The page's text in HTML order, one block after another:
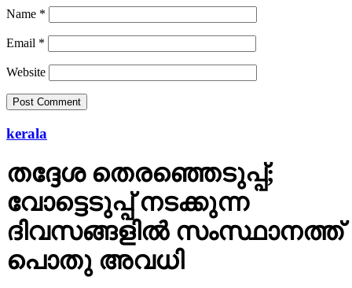
Name *
Email *
Website
kerala
തദ്ദേശ തെരഞ്ഞെടുപ്പ്;
വോട്ടെടുപ്പ് നടക്കുന്ന
ദിവസങ്ങളില്‍ സംസ്ഥാനത്ത്
പൊതു അവധി